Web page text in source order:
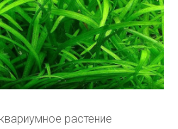
растение